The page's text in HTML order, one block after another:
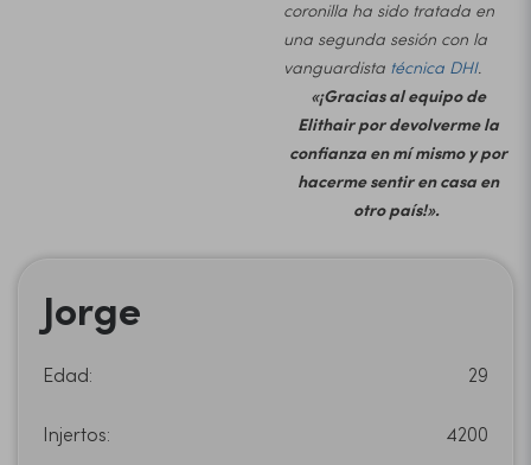
coronilla ha sido tratada en
una segunda sesión con la
vanguardista técnica DHI.
«¡Gracias al equipo de
Elithair por devolverme la
confianza en mí mismo y por
hacerme sentir en casa en
otro país!».
Jorge
Edad: 29
Injertos: 4200